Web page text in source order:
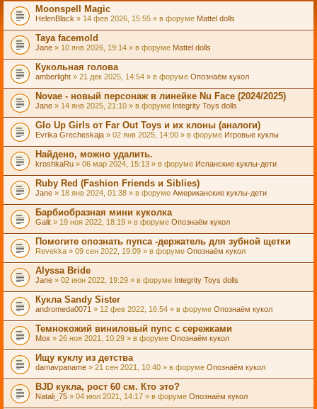
Moonspell Magic
HelenBlack » 14 фев 2026, 15:55 » в форуме Mattel dolls
Taya facemold
Jane » 10 янв 2026, 19:14 » в форуме Mattel dolls
Кукольная голова
amberlight » 21 дек 2025, 14:54 » в форуме Опознаём кукол
Novae - новый персонаж в линейке Nu Face (2024/2025)
Jane » 14 янв 2025, 21:10 » в форуме Integrity Toys dolls
Glo Up Girls от Far Out Toys и их клоны (аналоги)
Evrika Grecheskaja » 02 янв 2025, 14:00 » в форуме Игровые куклы
Найдено, можно удалить.
kroshkaRu » 06 мар 2024, 15:13 » в форуме Испанские куклы-дети
Ruby Red (Fashion Friends и Siblies)
Jane » 18 янв 2024, 01:38 » в форуме Американские куклы-дети
Барбиобразная мини куколка
Galit » 19 ноя 2022, 18:19 » в форуме Опознаём кукол
Помогите опознать пупса -держатель для зубной щетки
Revekka » 09 сен 2022, 19:09 » в форуме Опознаём кукол
Alyssa Bride
Jane » 02 июн 2022, 19:29 » в форуме Integrity Toys dolls
Кукла Sandy Sister
andromeda0071 » 12 фев 2022, 16:54 » в форуме Опознаём кукол
Темнокожий виниловый пупс с сережками
Mox » 26 ноя 2021, 10:29 » в форуме Опознаём кукол
Ищу куклу из детства
damavpaname » 21 сен 2021, 10:40 » в форуме Опознаём кукол
BJD кукла, рост 60 см. Кто это?
Natali_75 » 04 июл 2021, 14:17 » в форуме Опознаём кукол